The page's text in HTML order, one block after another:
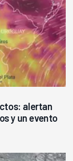
alertan
y un evento